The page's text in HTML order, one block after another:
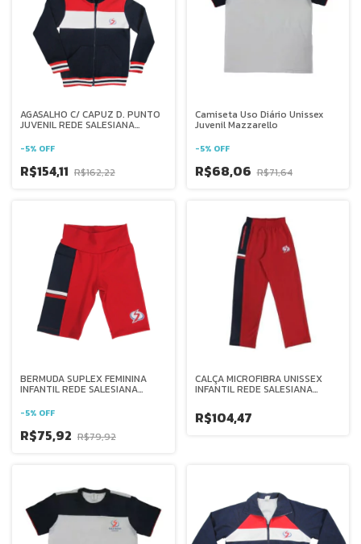
AGASALHO C/ CAPUZ D. PUNTO
JUVENIL REDE SALESIANA
-5% OFF
R$154,11 R$162,22
Camiseta Uso Diário Unissex
Juvenil Mazzarello
-5% OFF
R$68,06 R$71,64
BERMUDA SUPLEX FEMININA
INFANTIL REDE SALESIANA
-5% OFF
R$75,92 R$79,92
CALÇA MICROFIBRA UNISSEX
INFANTIL REDE SALESIANA
R$104,47